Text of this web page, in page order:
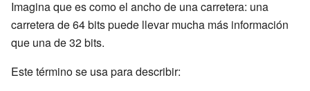
Imagina que es como el ancho de una carretera: una
carretera de 64 bits puede llevar mucha más información
que una de 32 bits.
Este término se usa para describir: